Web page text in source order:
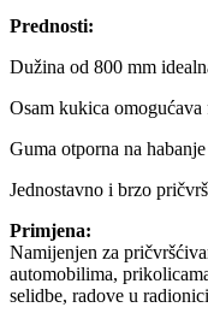
Prednosti:
Dužina od 800 mm
Osam kukica
Guma otporna na
Jednostavno i brzo
Primjena:
Namijenjen za
automobilima,
selidbe, radove u